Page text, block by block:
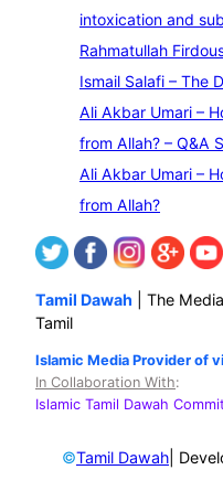
intoxication and
Rahmatullah
Ismail Salafi – The
Ali Akbar Umari –
from Allah? – Q&A
Ali Akbar Umari –
from Allah?
Tamil Dawah | The
Tamil
Islamic Media Provider of
In Collaboration With:
Islamic Tamil Dawah
©Tamil Dawah |